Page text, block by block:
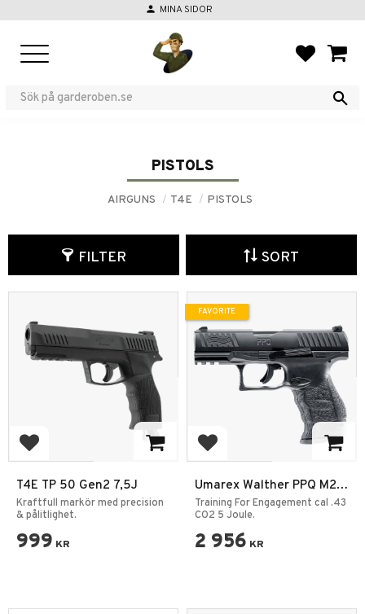
person MINA SIDOR
PISTOLS
AIRGUNS T4E PISTOLS
FILTER SORT
Add to favorites
T4E TP 50 Gen2 7,5J
Kraftfull markör med precision
& pålitlighet.
999 KR
Add to favorites
Umarex Walther PPQ M2
T4E .43 5J
Training For Engagement cal .43
CO2 5 Joule.
2 956 KR
FAVORITE